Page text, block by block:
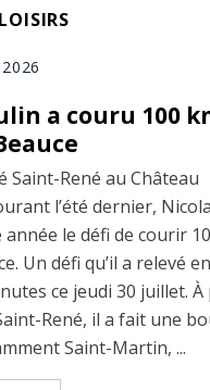
a couru 100
Saint-René au Château
l’été dernier,
année le défi de courir
Un défi qu’il a relevé
ce jeudi 30 juillet.
René, il a fait une
Saint-Martin, ...